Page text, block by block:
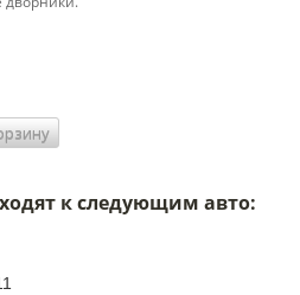
к следующим авто: